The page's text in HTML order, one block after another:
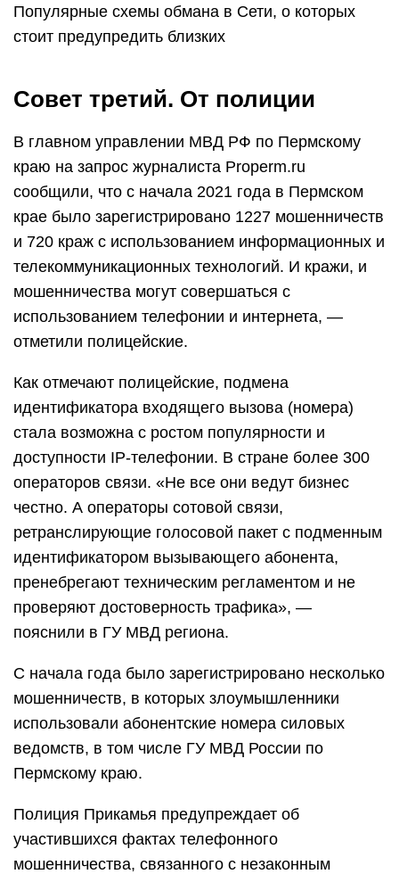
Популярные схемы обмана в Сети, о которых
стоит предупредить близких
Совет третий. От полиции
В главном управлении МВД РФ по Пермскому
краю на запрос журналиста Properm.ru
сообщили, что с начала 2021 года в Пермском
крае было зарегистрировано 1227 мошенничеств
и 720 краж с использованием информационных и
телекоммуникационных технологий. И кражи, и
мошенничества могут совершаться с
использованием телефонии и интернета, —
отметили полицейские.
Как отмечают полицейские, подмена
идентификатора входящего вызова (номера)
стала возможна с ростом популярности и
доступности IP-телефонии. В стране более 300
операторов связи. «Не все они ведут бизнес
честно. А операторы сотовой связи,
ретранслирующие голосовой пакет с подменным
идентификатором вызывающего абонента,
пренебрегают техническим регламентом и не
проверяют достоверность трафика», —
пояснили в ГУ МВД региона.
С начала года было зарегистрировано несколько
мошенничеств, в которых злоумышленники
использовали абонентские номера силовых
ведомств, в том числе ГУ МВД России по
Пермскому краю.
Полиция Прикамья предупреждает об
участившихся фактах телефонного
мошенничества, связанного с незаконным